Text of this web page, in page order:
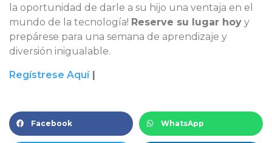
la oportunidad de darle a su hijo una ventaja en el
mundo de la tecnología! Reserve su lugar hoy y
prepárese para una semana de aprendizaje y
diversión inigualable.
Regístrese Aquí|
Facebook WhatsApp